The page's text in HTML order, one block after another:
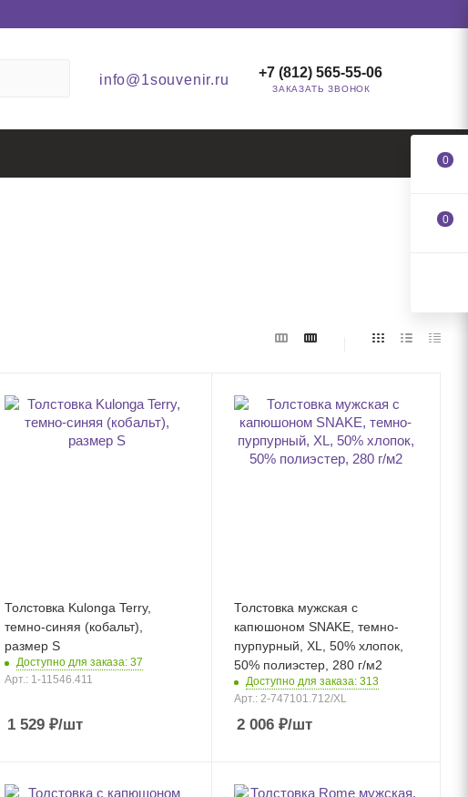
info@1souvenir.ru +7 (812) 565-55-06
ЗАКАЗАТЬ ЗВОНОК
Толстовка Kulonga Terry,
темно-синяя (кобальт),
размер S
Доступно для заказа: 37
Арт.: 1-11546.411
1 529 ₽/шт
Толстовка мужская с
капюшоном SNAKE, темно-
пурпурный, XL, 50% хлопок,
50% полиэстер, 280 г/м2
Доступно для заказа: 313
Арт.: 2-747101.712/XL
2 006₽/шт
0
0